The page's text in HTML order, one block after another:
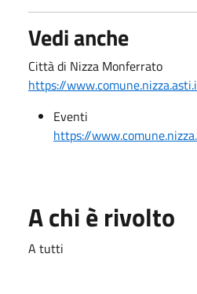
Vedi anche
Città di Nizza Monferrato
https://
Eventi
https://
A chi è rivolto
A tutti